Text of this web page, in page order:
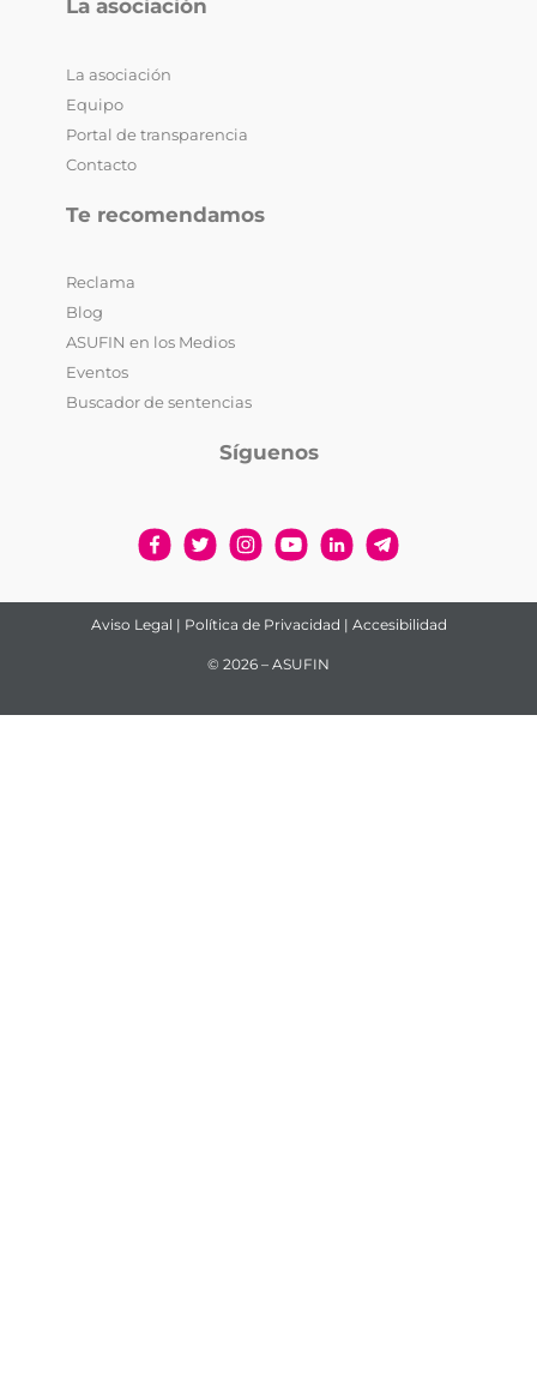
La asociación
La asociación
Equipo
Portal de transparencia
Contacto
Te recomendamos
Reclama
Blog
ASUFIN en los Medios
Eventos
Buscador de sentencias
Síguenos
Aviso Legal | Política de Privacidad | Accesibilidad
© 2026 – ASUFIN